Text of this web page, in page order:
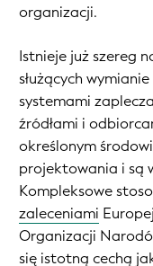
organizacji.
Istnieje już szereg
służących
systemami
źródłami i
określonym
projektowania i są
Kompleksowe
zaleceniami
Organizacji
się istotną cechą